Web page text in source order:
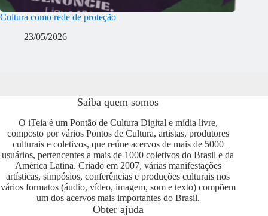
Cultura como rede de proteção
23/05/2026
Saiba quem somos
O iTeia é um Pontão de Cultura Digital e mídia livre,
composto por vários Pontos de Cultura, artistas, produtores
culturais e coletivos, que reúne acervos de mais de 5000
usuários, pertencentes a mais de 1000 coletivos do Brasil e da
América Latina. Criado em 2007, várias manifestações
artísticas, simpósios, conferências e produções culturais nos
vários formatos (áudio, vídeo, imagem, som e texto) compõem
um dos acervos mais importantes do Brasil.
Obter ajuda